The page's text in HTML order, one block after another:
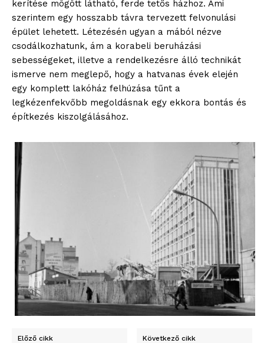
Hasznos
Előfizetés
Kapcsolat
Adatkezelési tájékoztató
Hirdetés
kerítése mögött látható, ferde tetős házhoz. Ami
szerintem egy hosszabb távra tervezett felvonulási
épület lehetett. Létezésén ugyan a mából nézve
csodálkozhatunk, ám a korabeli beruházási
sebességeket, illetve a rendelkezésre álló technikát
ismerve nem meglepő, hogy a hatvanas évek elején
egy komplett lakóház felhúzása tűnt a
legkézenfekvőbb megoldásnak egy ekkora bontás és
építkezés kiszolgálásához.
Előző cikk Következő cikk